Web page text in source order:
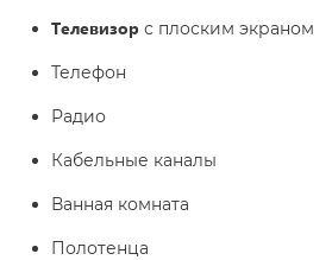
Телевизор с плоским экраном
Телефон
Радио
Кабельные каналы
Ванная комната
Полотенца